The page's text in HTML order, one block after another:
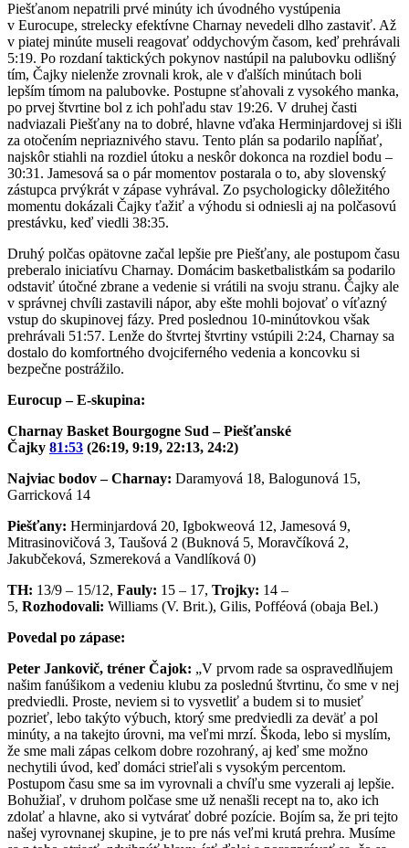
Piešťanom nepatrili prvé minúty ich úvodného vystúpenia
v Eurocupe, strelecky efektívne Charnay nevedeli dlho zastaviť. Až
v piatej minúte museli reagovať oddychovým časom, keď prehrávali
5:19. Po rozdaní taktických pokynov nastúpil na palubovku odlišný
tím, Čajky nielenže zrovnali krok, ale v ďalších minútach boli
lepším tímom na palubovke. Postupne sťahovali z vysokého manka,
po prvej štvrtine bol z ich pohľadu stav 19:26. V druhej časti
nadviazali Piešťany na to dobré, hlavne vďaka Herminjardovej si išli
za otočením nepriaznivého stavu. Tento plán sa podarilo napĺňať,
najskôr stiahli na rozdiel útoku a neskôr dokonca na rozdiel bodu –
30:31. Jamesová sa o pár momentov postarala o to, aby slovenský
zástupca prvýkrát v zápase vyhrával. Zo psychologicky dôležitého
momentu dokázali Čajky ťažiť a výhodu si odniesli aj na polčasovú
prestávku, keď viedli 38:35.
Druhý polčas opätovne začal lepšie pre Piešťany, ale postupom času
preberalo iniciatívu Charnay. Domácim basketbalistkám sa podarilo
odstaviť útočné zbrane a vedenie si vrátili na svoju stranu. Čajky ale
v správnej chvíli zastavili nápor, aby ešte mohli bojovať o víťazný
vstup do skupinovej fázy. Pred poslednou 10-minútovkou však
prehrávali 51:57. Lenže do štvrtej štvrtiny vstúpili 2:24, Charnay sa
dostalo do komfortného dvojciferného vedenia a koncovku si
bezpečne postrážilo.
Eurocup – E-skupina:
Charnay Basket Bourgogne Sud – Piešťanské
Čajky 81:53 (26:19, 9:19, 22:13, 24:2)
Najviac bodov – Charnay: Daramyová 18, Balogunová 15,
Garricková 14
Piešťany: Herminjardová 20, Igbokweová 12, Jamesová 9,
Mitrasinovičová 3, Taušová 2 (Buknová 5, Moravčíková 2,
Jakubčeková, Szmereková a Vandlíková 0)
TH: 13/9 – 15/12, Fauly: 15 – 17, Trojky: 14 –
5, Rozhodovali: Williams (V. Brit.), Gilis, Pofféová (obaja Bel.)
Povedal po zápase:
Peter Jankovič, tréner Čajok: „V prvom rade sa ospravedlňujem
našim fanúšikom a vedeniu klubu za poslednú štvrtinu, čo sme v nej
predviedli. Proste, neviem si to vysvetliť a budem si to musieť
pozrieť, lebo takýto výbuch, ktorý sme predviedli za deväť a pol
minúty, a na takejto úrovni, ma veľmi mrzí. Škoda, lebo si myslím,
že sme mali zápas celkom dobre rozohraný, aj keď sme možno
nechytili úvod, keď domáci strieľali s vysokým percentom.
Postupom času sme sa im vyrovnali a chvíľu sme vyzerali aj lepšie.
Bohužiaľ, v druhom polčase sme už nenašli recept na to, ako ich
zdolať a hlavne, ako si vytvárať dobré pozície. Bojím sa, že pri tejto
našej vyrovnanej skupine, je to pre nás veľmi krutá prehra. Musíme